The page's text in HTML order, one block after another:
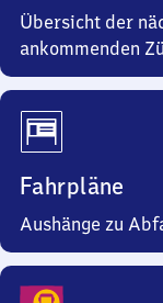
Übersicht der
ankommenden
Fahrpläne
Aushänge zu